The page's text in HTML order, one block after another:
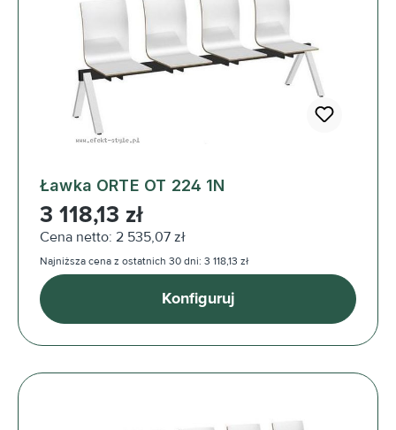
Ławka ORTE OT 224 1N
Cena regularna:
3 118,13 zł
Cena netto: 2 535,07 zł
Najniższa cena z ostatnich 30 dni: 3 118,13 zł
Konfiguruj